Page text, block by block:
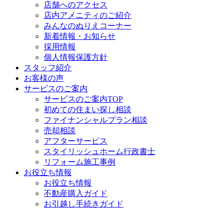
店舗へのアクセス
店内アメニティのご紹介
みんなのぬりえコーナー
新着情報・お知らせ
採用情報
個人情報保護方針
スタッフ紹介
お客様の声
サービスのご案内
サービスのご案内TOP
初めての住まい探し相談
ファイナンシャルプラン相談
売却相談
アフターサービス
スタイリッシュホーム行政書士
リフォーム施工事例
お役立ち情報
お役立ち情報
不動産購入ガイド
お引越し手続きガイド